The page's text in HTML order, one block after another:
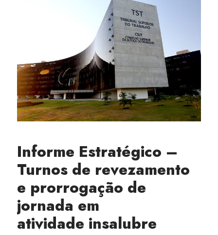
Informe Estratégico –
Turnos de revezamento
e prorrogação de
jornada em
atividade insalubre